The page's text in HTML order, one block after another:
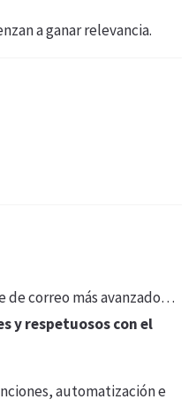
a ganar relevancia.
de correo más avanzado…
y respetuosos con el
automatización e